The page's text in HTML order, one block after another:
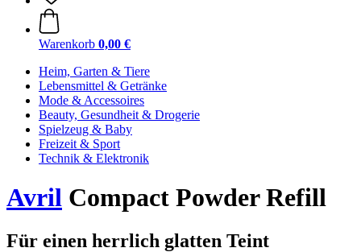
Warenkorb 0,00 €
Heim, Garten & Tiere
Lebensmittel & Getränke
Mode & Accessoires
Beauty, Gesundheit & Drogerie
Spielzeug & Baby
Freizeit & Sport
Technik & Elektronik
Avril Compact Powder Refill
Für einen herrlich glatten Teint